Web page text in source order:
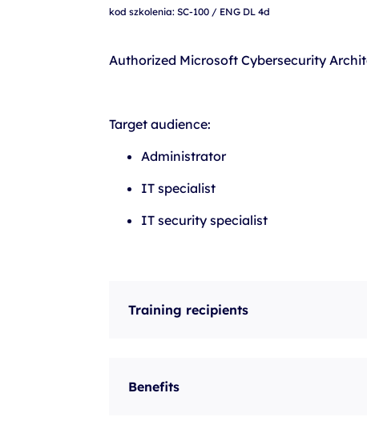
szkolenia dla produkcji
formuły szkoleń MS
szkolenia
egzaminy
kod szkolenia: SC-100 / ENG DL 4d
Authorized Microsoft Cybersecurity
Target audience:
Administrator
IT specialist
IT security specialist
Training recipients
Benefits